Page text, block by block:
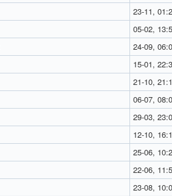
23-11,
05-02,
24-09,
15-01,
21-10,
06-07,
29-03,
12-10,
25-06,
22-06,
23-08,